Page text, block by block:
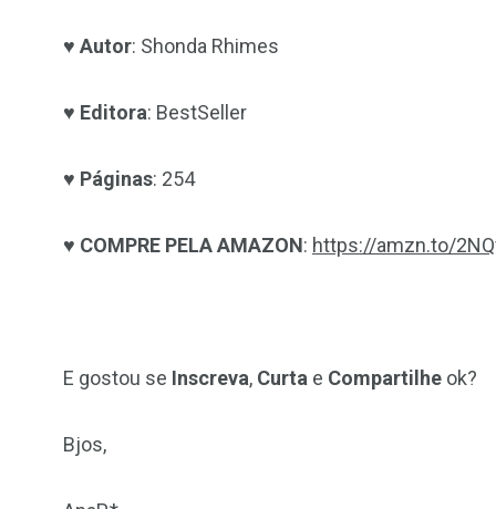
♥ Autor: Shonda Rhimes
♥ Editora: BestSeller
♥ Páginas: 254
♥ COMPRE PELA AMAZON: https://amzn.to/
E gostou se Inscreva, Curta e Compartilhe ok?
Bjos,